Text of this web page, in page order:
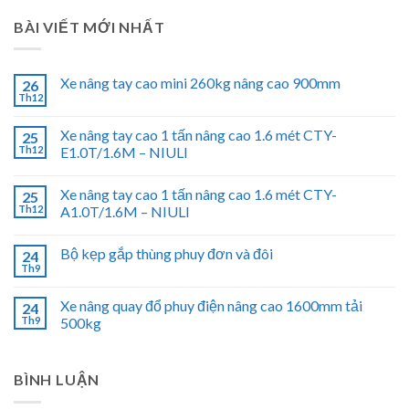
BÀI VIẾT MỚI NHẤT
26
Th12
Xe nâng tay cao mini 260kg nâng cao 900mm
25
Th12
Xe nâng tay cao 1 tấn nâng cao 1.6 mét CTY-
E1.0T/1.6M – NIULI
25
Th12
Xe nâng tay cao 1 tấn nâng cao 1.6 mét CTY-
A1.0T/1.6M – NIULI
24
Th9
Bộ kẹp gắp thùng phuy đơn và đôi
24
Th9
Xe nâng quay đổ phuy điện nâng cao 1600mm tải
500kg
BÌNH LUẬN